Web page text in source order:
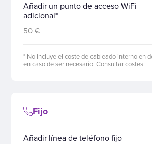
Añadir un punto de acceso WiFi
adicional*
50 €
* No incluye el coste de cableado interno en
en caso de ser necesario.Consultar costes
Fijo
Añadir línea de teléfono fijo